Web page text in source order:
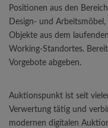
Positionen aus den
Design- und
Objekte aus dem
Working-Standortes.
Vorgebote abgeben.
Auktionspunkt ist seit
Verwertung tätig und
modernen digitalen